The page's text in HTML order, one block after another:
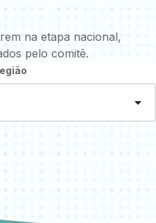
na etapa nacional,
pelo comitê.